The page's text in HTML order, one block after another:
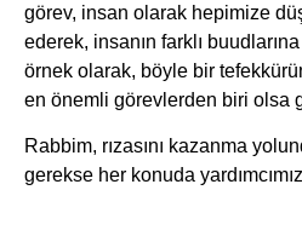
görev, insan olarak hepimize
ederek, insanın farklı
örnek olarak, böyle bir
en önemli görevlerden biri olsa
Rabbim, rızasını kazanma
gerekse her konuda